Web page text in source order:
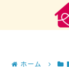
ホーム